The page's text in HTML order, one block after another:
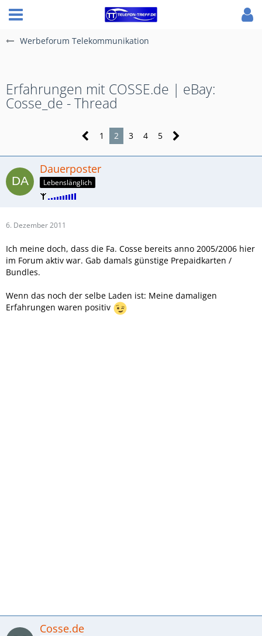
Werbeforum Telekommunikation
Erfahrungen mit COSSE.de | eBay:
Cosse_de - Thread
1 2 3 4 5
Dauerposter
Lebenslänglich
6. Dezember 2011
Ich meine doch, dass die Fa. Cosse bereits anno 2005/2006 hier
im Forum aktiv war. Gab damals günstige Prepaidkarten /
Bundles.
Wenn das noch der selbe Laden ist: Meine damaligen
Erfahrungen waren positiv
Cosse.de